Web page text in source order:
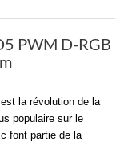
PWM D-RGB
la révolution de la
populaire sur le
font partie de la